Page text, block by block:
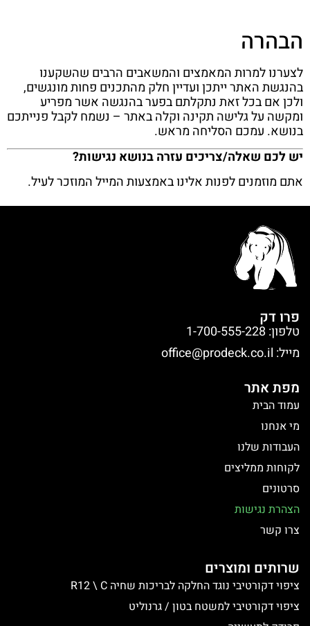
הבהרה
לצערנו למרות המאמצים והמשאבים הרבים שהשקענו
בהנגשת האתר ייתכן ועדיין חלק מהתכנים פחות מונגשים,
ולכן אם בכל זאת נתקלתם בפער בהנגשה אשר מפריע
ומקשה על גלישה תקינה וקלה באתר – נשמח לקבל פנייתכם
בנושא. עמכם הסליחה מראש.
יש לכם שאלה/צריכים עזרה בנושא נגישות?
אתם מוזמנים לפנות אלינו באמצעות המייל המוזכר לעיל.
פרו דק
טלפון: 1-700-555-228
מייל: office@prodeck.co.il
מפת אתר
עמוד הבית
מי אנחנו
העבודות שלנו
לקוחות ממליצים
סרטונים
הצהרת נגישות
צרו קשר
שרותים ומוצרים
ציפוי דקורטיבי נוגד החלקה לבריכות שחיה R12 \ C
ציפוי דקורטיבי למשטח בטון / גרנוליט